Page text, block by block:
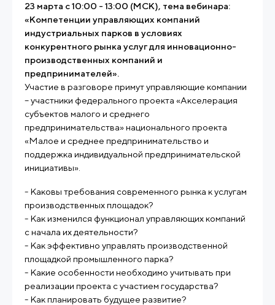
23 марта с 10:00 - 13:00 (МСК), тема вебинара:
«Компетенции управляющих компаний
индустриальных парков в условиях
конкурентного рынка услуг для инновационно-
производственных компаний и
предпринимателей».
Участие в разговоре примут управляющие компании
– участники федерального проекта «Акселерация
субъектов малого и среднего
предпринимательства» национального проекта
«Малое и среднее предпринимательство и
поддержка индивидуальной предпринимательской
инициативы».
- Каковы требования современного рынка к услугам
производственных площадок?
- Как изменился функционал управляющих компаний
с начала их деятельности?
- Как эффективно управлять производственной
площадкой промышленного парка?
- Какие особенности необходимо учитывать при
реализации проекта с участием государства?
- Как планировать будущее развитие?